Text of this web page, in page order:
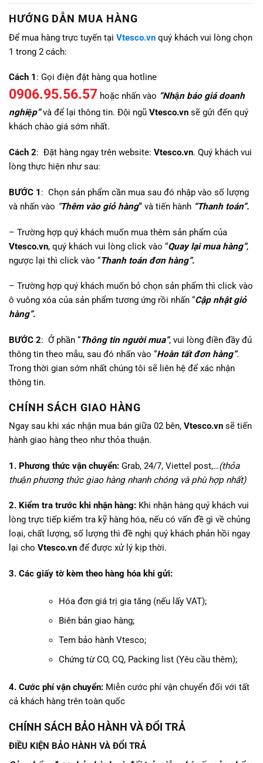
HƯỚNG DẪN MUA HÀNG
Để mua hàng trực tuyến tại Vtesco.vn quý khách vui lòng chọn
1 trong 2 cách:
Cách 1 : Gọi điện đặt hàng qua hotline
0906.95.56.57 hoặc nhấn vào “Nhận báo giá doanh
nghiệp”và để lại thông tin. Đội ngũ Vtesco.vn sẽ gửi đến quý
khách chào giá sớm nhất.
Cách 2: Đặt hàng ngay trên website: Vtesco.vn. Quý khách vui
lòng thực hiện như sau:
BƯỚC 1 : Chọn sản phẩm cần mua sau đó nhập vào số lượng
và nhấn vào “Thêm vào giỏ hàng“ và tiến hành “Thanh toán”.
– Trường hợp quý khách muốn mua thêm sản phẩm của
Vtesco.vn, quý khách vui lòng click vào “Quay lại mua hàng”,
ngược lại thì click vào “Thanh toán đơn hàng”.
– Trường hợp quý khách muốn bỏ chọn sản phẩm thì click vào
ô vuông xóa của sản phẩm tương ứng rồi nhấn “Cập nhật giỏ
hàng”.
BƯỚC 2: Ở phần “Thông tin người mua”, vui lòng điền đầy đủ
thông tin theo mẫu, sau đó nhấn vào “Hoàn tất đơn hàng”.
Trong thời gian sớm nhất chúng tôi sẽ liên hệ để xác nhận
thông tin.
CHÍNH SÁCH GIAO HÀNG
Ngay sau khi xác nhận mua bán giữa 02 bên, Vtesco.vn sẽ tiến
hành giao hàng theo như thỏa thuận.
1. Phương thức vận chuyển: Grab, 24/7, Viettel post,…(thỏa
thuận phương thức giao hàng nhanh chóng và phù hợp nhất)
2. Kiểm tra trước khi nhận hàng: Khi nhận hàng quý khách vui
lòng trực tiếp kiểm tra kỹ hàng hóa, nếu có vấn đề gì về chủng
loại, chất lượng, số lượng thì đề nghị quý khách phản hồi ngay
lại cho Vtesco.vn để được xử lý kịp thời.
3. Các giấy tờ kèm theo hàng hóa khi gửi:
Hóa đơn giá trị gia tăng (nếu lấy VAT);
Biên bản giao hàng;
Tem bảo hành Vtesco;
Chứng từ CO, CQ, Packing list (Yêu cầu thêm);
4. Cước phí vận chuyển: Miễn cước phí vận chuyển đối với tất
cả khách hàng trên toàn quốc
CHÍNH SÁCH BẢO HÀNH VÀ ĐỔI TRẢ
ĐIỀU KIỆN BẢO HÀNH VÀ ĐỔI TRẢ